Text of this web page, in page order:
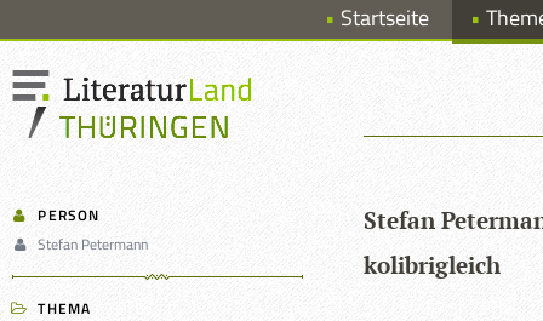
Startseite
PERSON
Stefan Petermann
THEMA
Ste­fan
koli­bri­gleich